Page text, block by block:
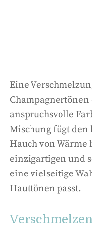
Eine
anspruchsvolle
Mischung fügt den
Hauch von
einzigartigen und
eine vielseitige
Hauttönen passt.